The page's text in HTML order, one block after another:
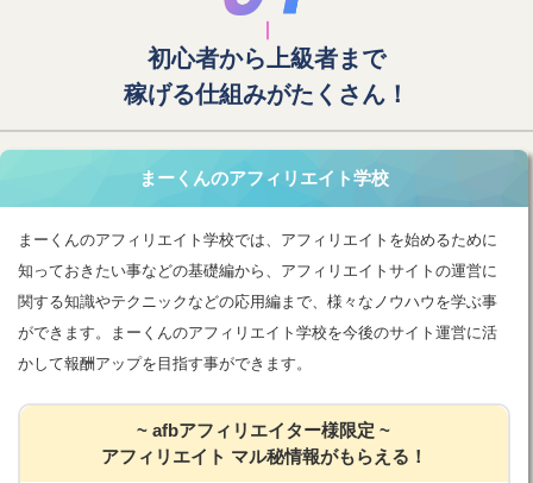
初心者から上級者まで
稼げる仕組みがたくさん！
まーくんのアフィリエイト学校
まーくんのアフィリエイト学校では、アフィリエイトを始めるために
知っておきたい事などの基礎編から、アフィリエイトサイトの運営に
関する知識やテクニックなどの応用編まで、様々なノウハウを学ぶ事
ができます。まーくんのアフィリエイト学校を今後のサイト運営に活
かして報酬アップを目指す事ができます。
~ afbアフィリエイター様限定 ~
アフィリエイト マル秘情報がもらえる！